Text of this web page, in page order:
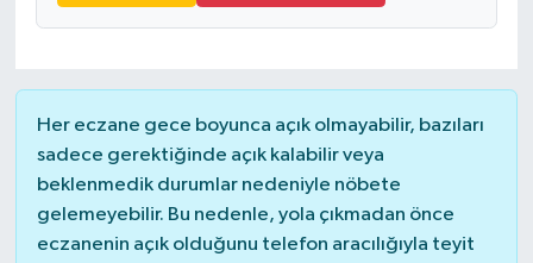
Her eczane gece boyunca açık olmayabilir, bazıları
sadece gerektiğinde açık kalabilir veya
beklenmedik durumlar nedeniyle nöbete
gelemeyebilir. Bu nedenle, yola çıkmadan önce
eczanenin açık olduğunu telefon aracılığıyla teyit